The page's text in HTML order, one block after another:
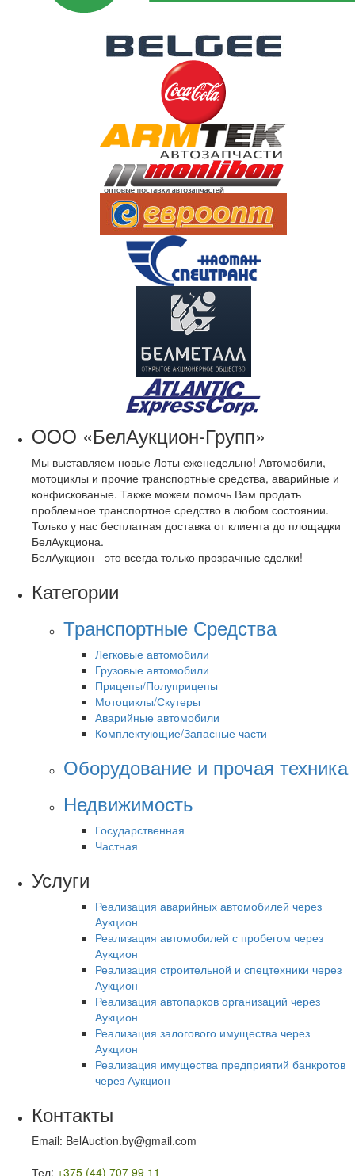
OOO «БелАукцион-Групп»
Мы выставляем новые Лоты еженедельно! Автомобили,
мотоциклы и прочие транспортные средства, аварийные и
конфискованые. Также можем помочь Вам продать
проблемное транспортное средство в любом состоянии.
Только у нас бесплатная доставка от клиента до площадки
БелАукциона.
БелАукцион - это всегда только прозрачные сделки!
Категории
Транспортные Средства
Легковые автомобили
Грузовые автомобили
Прицепы/Полуприцепы
Мотоциклы/Скутеры
Аварийные автомобили
Комплектующие/Запасные части
Оборудование и прочая техника
Недвижимость
Государственная
Частная
Услуги
Реализация аварийных автомобилей через
Аукцион
Реализация автомобилей с пробегом через
Аукцион
Реализация строительной и спецтехники через
Аукцион
Реализация автопарков организаций через
Аукцион
Реализация залогового имущества через
Аукцион
Реализация имущества предприятий банкротов
через Аукцион
Контакты
Email: BelAuction.by@gmail.com
Тел: +375 (44) 707 99 11